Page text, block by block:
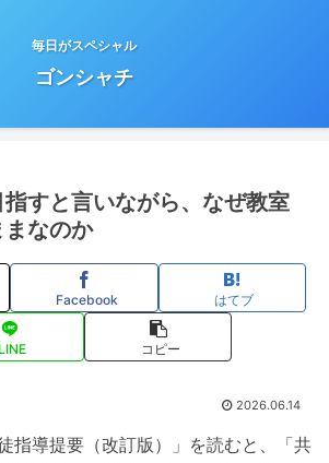
毎日がスペシャル
ゴンシャチ
すと言いながら、なぜ教室
なのか
Facebook はてブ
LINE コピー
2026.06.14
指導提要（改訂版）」を読むと、「共